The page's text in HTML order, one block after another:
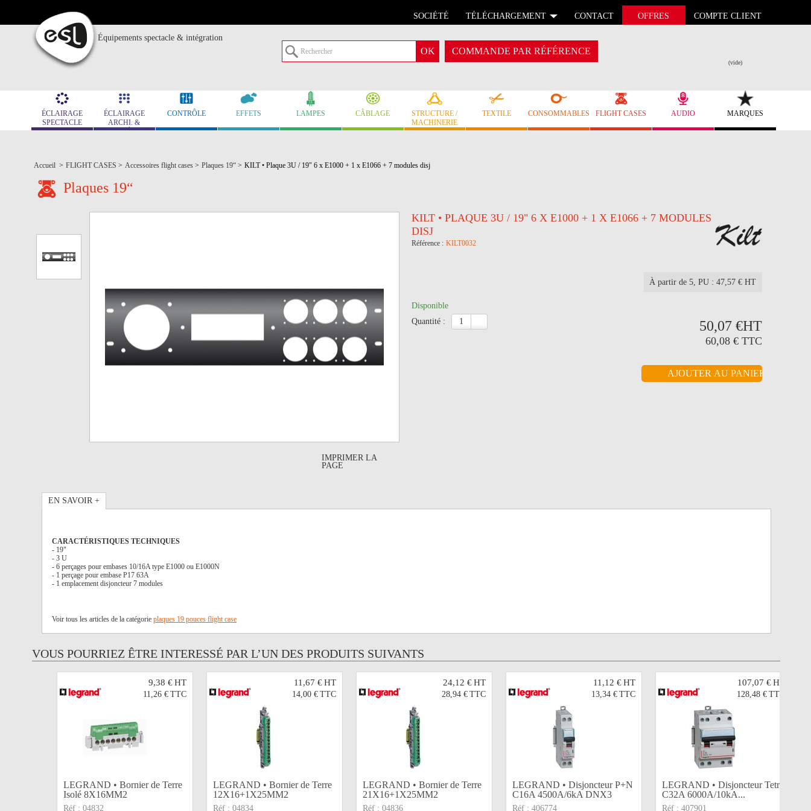
SOCIÉTÉ TÉLÉCHARGEMENT CONTACT OFFRES COMPTE CLIENT
Équipements spectacle & intégration
(vide)
COMMANDE PAR RÉFÉRENCE
ÉCLAIRAGE
SPECTACLE
ÉCLAIRAGE
ARCHI. &
MUSÉO.
CONTRÔLE EFFETS LAMPES CÂBLAGE
STRUCTURE /
MACHINERIE
TEXTILE CONSOMMABLES FLIGHT CASES AUDIO MARQUES
Accueil > FLIGHT CASES > Accessoires flight cases > Plaques 19“ > KILT • Plaque 3U / 19" 6 x E1000 + 1 x E1066 + 7 modules disj
Plaques 19“
IMPRIMER LA
PAGE
KILT • PLAQUE 3U / 19" 6 X E1000 + 1 X E1066 + 7 MODULES
DISJ
Référence : KILT0032
À partir de 5, PU : 47,57 € HT
Disponible
quantité :
50,07 €HT
60,08 € TTC
EN SAVOIR +
CARACTÉRISTIQUES TECHNIQUES
- 19"
- 3 U
- 6 perçages pour embases 10/16A type E1000 ou E1000N
- 1 perçage pour embase P17 63A
- 1 emplacement disjoncteur 7 modules
Voir tous les articles de la catégorie plaques 19 pouces flight case
VOUS POURRIEZ ÊTRE INTERESSÉ PAR L’UN DES PRODUITS SUIVANTS
9,38 €HT
11,26 € TTC
LEGRAND • Bornier de Terre
Isolé 8X16MM2
Réf : 04832
11,67 €HT
14,00 € TTC
LEGRAND • Bornier de Terre
12X16+1X25MM2
Réf : 04834
24,12 €HT
28,94 € TTC
LEGRAND • Bornier de Terre
21X16+1X25MM2
Réf : 04836
11,12 €HT
13,34 € TTC
LEGRAND • Disjoncteur P+N
C16A 4500A/6kA DNX3
Réf : 406774
107,07 €HT
128,48 € TTC
LEGRAND • Disjoncteur Tetra
C32A 6000A/10kA...
Réf : 407901